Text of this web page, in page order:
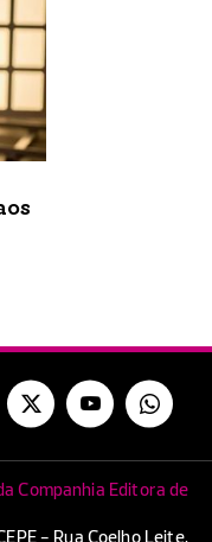
Companhia Editora de
- Rua Coelho Leite,